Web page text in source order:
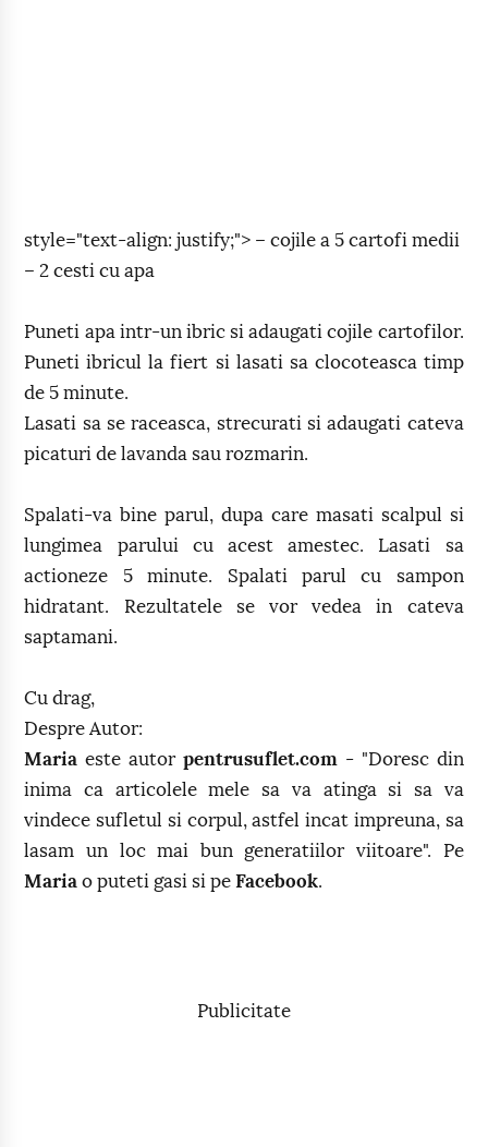
style="text-align: justify;"> – cojile a 5 cartofi medii
– 2 cesti cu apa
Puneti apa intr-un ibric si adaugati cojile cartofilor.
Puneti ibricul la fiert si lasati sa clocoteasca timp
de 5 minute.
Lasati sa se raceasca, strecurati si adaugati cateva
picaturi de lavanda sau rozmarin.
Spalati-va bine parul, dupa care masati scalpul si
lungimea parului cu acest amestec. Lasati sa
actioneze 5 minute. Spalati parul cu sampon
hidratant. Rezultatele se vor vedea in cateva
saptamani.
Cu drag,
Despre Autor:
Maria este autor pentrusuflet.com - "Doresc din
inima ca articolele mele sa va atinga si sa va
vindece sufletul si corpul, astfel incat impreuna, sa
lasam un loc mai bun generatiilor viitoare". Pe
Maria o puteti gasi si peFacebook.
Publicitate